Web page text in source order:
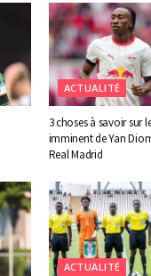
ACTUALITÉ
3 choses à savoir sur
imminent de Yan
Real Madrid
ACTUALITÉ